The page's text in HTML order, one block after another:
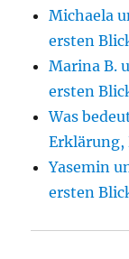
Michaela
ersten
Marina B.
ersten
Was
Yasemin
ersten